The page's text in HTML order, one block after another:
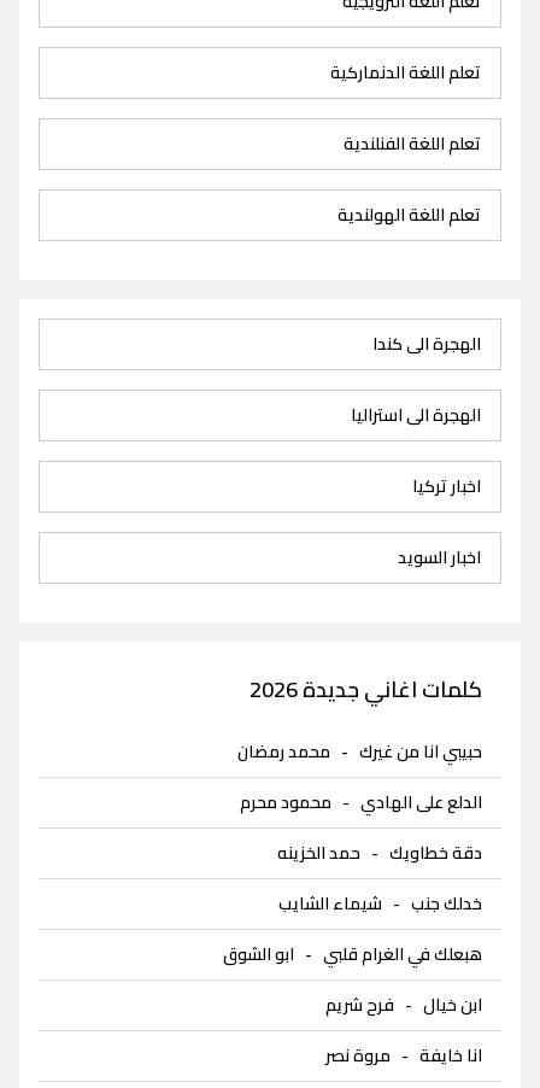
تعلم اللغة الدنماركية
تعلم اللغة الفنلندية
تعلم اللغة الهولندية
الهجرة الى كندا
الهجرة الى استراليا
اخبار تركيا
اخبار السويد
كلمات اغاني جديدة 2026
حبيبي انا من غيرك - محمد رمضان
الدلع على الهادي - محمود محرم
دقة خطاويك - حمد الخزينه
خدلك جنب - شيماء الشايب
هبعلك في الغرام قلبي - ابو الشوق
ابن خيال - فرح شريم
انا خايفة - مروة نصر